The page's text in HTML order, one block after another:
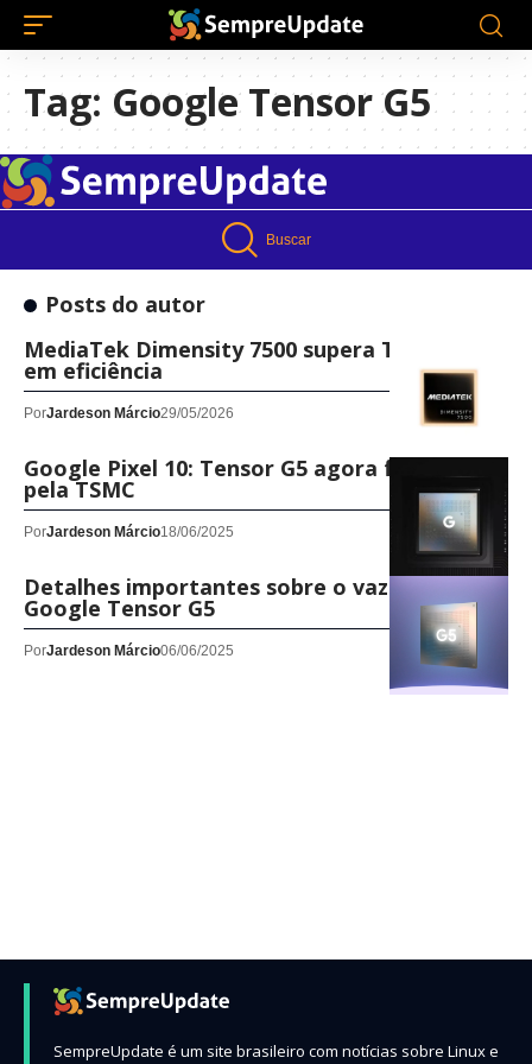
Tag: Google Tensor G5
Buscar
Posts do autor
MediaTek Dimensity 7500 supera Tensor G5
em eficiência
PorJardeson Márcio29/05/2026
Google Pixel 10: Tensor G5 agora fabricado
pela TSMC
PorJardeson Márcio18/06/2025
Detalhes importantes sobre o vazamento do
Google Tensor G5
PorJardeson Márcio06/06/2025
SempreUpdate é um site brasileiro com notícias sobre Linux e